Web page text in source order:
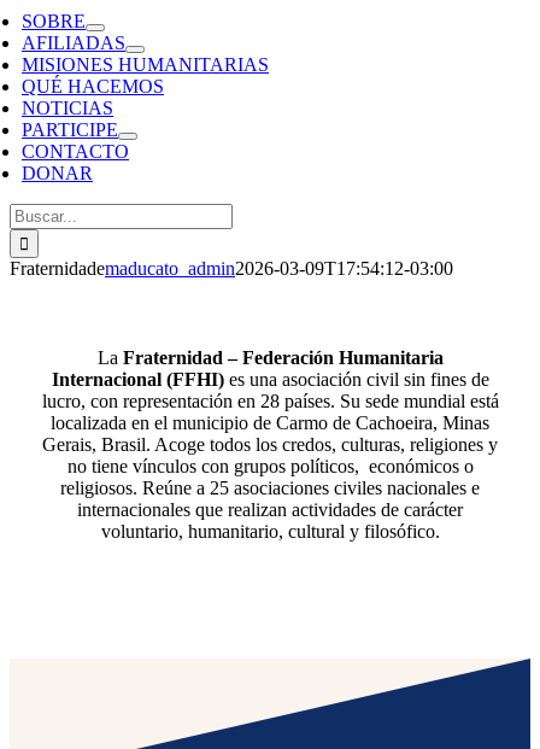
SOBRE
AFILIADAS
MISIONES HUMANITARIAS
QUÉ HACEMOS
NOTICIAS
PARTICIPE
CONTACTO
DONAR
Search
for:
Fraternidademaducato_admin2026-03-09T17:54:12-03:00
La Fraternidad – Federación Humanitaria
Internacional (FFHI)es una asociación civil sin fines de
lucro, con representación en 28 países. Su sede mundial está
localizada en el municipio de Carmo de Cachoeira, Minas
Gerais, Brasil. Acoge todos los credos, culturas, religiones y
no tiene vínculos con grupos políticos, económicos o
religiosos. Reúne a 25 asociaciones civiles nacionales e
internacionales que realizan actividades de carácter
voluntario, humanitario, cultural y filosófico.